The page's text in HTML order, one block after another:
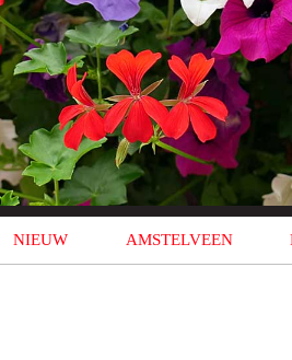
NIEUW AMSTELVEEN